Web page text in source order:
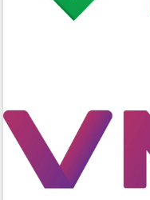
Lãnh đạo tỉnh dâng hương tưởng
tại Đập Đồng Cam đầu Xuân Bính
2026
Đắk Lắk tập trung toàn lực khắc
tồn tại IUU, sẵn sàng làm việc với
Đoàn thanh tra EC
Chủ tịch UBND tỉnh Tạ Anh Tuấn